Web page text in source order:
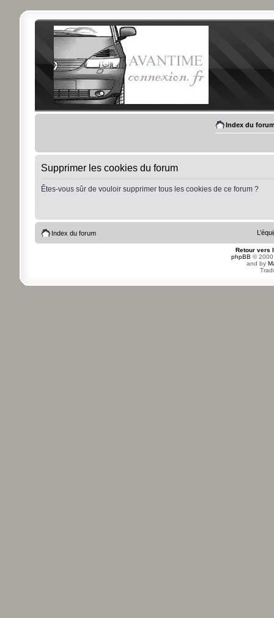
Index du
Supprimer les cookies du forum
Êtes-vous sûr de vouloir supprimer tous les cookies de ce forum ?
Index du forum
Retour vers
phpBB ©
and by